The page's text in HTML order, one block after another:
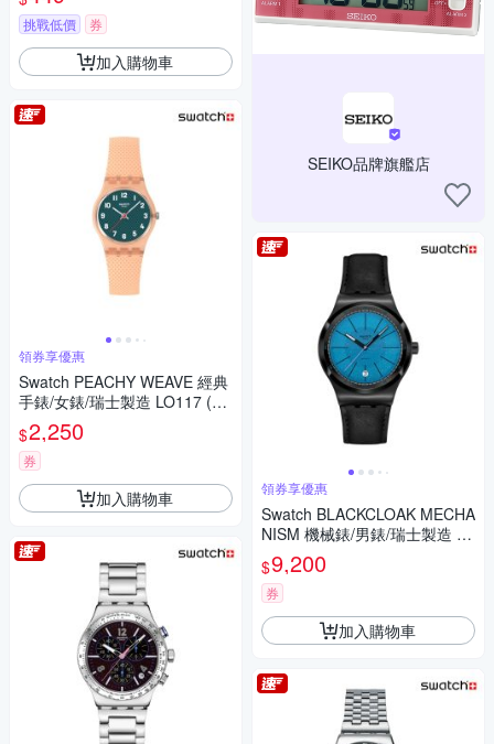
挑戰低價 券
加入購物車
領券享優惠
Swatch PEACHY WEAVE 經典
手錶/女錶/瑞士製造 LO117 (25
mm)
$2,250
券
加入購物車
SEIKO品牌旗艦店
領券享優惠
Swatch BLACKCLOAK MECHA
NISM 機械錶/男錶/瑞士製造 YI
B408 (42mm)
$9,200
券
加入購物車